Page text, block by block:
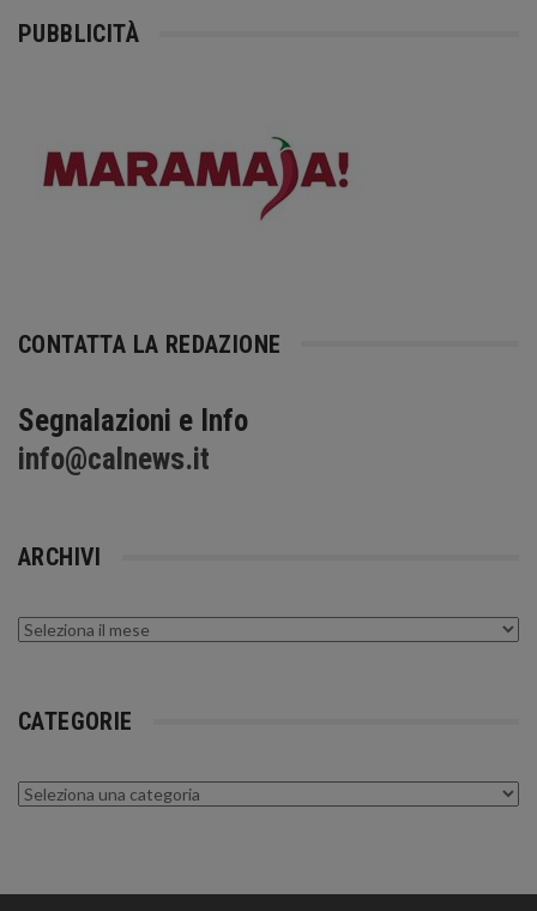
PUBBLICITÀ
CONTATTA LA REDAZIONE
Segnalazioni e Info
info@calnews.it
ARCHIVI
Archivi
CATEGORIE
Categorie